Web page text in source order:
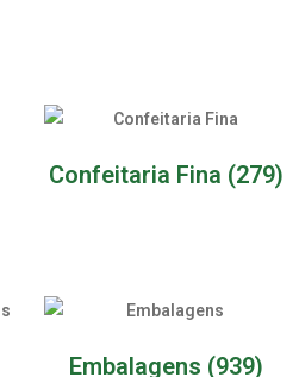
Confeitaria Fina (279)
Embalagens (939)